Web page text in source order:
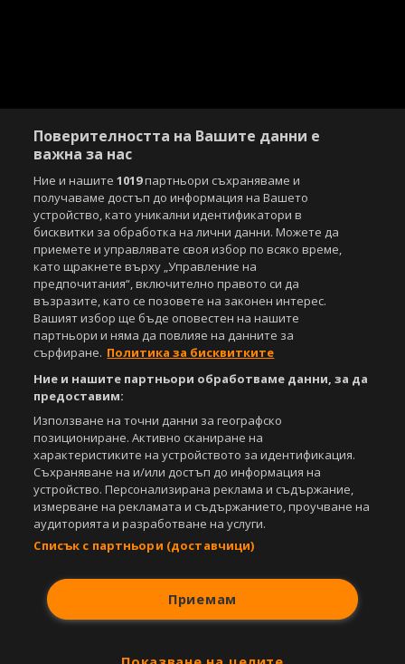
Copyright © 2007-2026 Агенция Спортал. Всички права запазени.
Този уебсайт е собственост наSportal Media Group
За нас Екип За рекламa
Общи условия
Етични правила на НСС
Лични данни
Управление на предпочитания
Съдържанието на този уеб сайт и технологиите, използвани в него, са
под закрила на Закона за авторското право и сродните му права.
Всички статии, репортажи, интервюта и други текстови, графични и
Спортал, освен ако изрично е посочено друго. Допуска се
публикуване на текстови материали само след писмено съгласие на
Агенция Спортал, посочване на източника и добавяне на линк към
www.sportal.bg. Използването на графични и видео материали,
публикувани в сайта, е строго забранено. Нарушителите ще бъдат
санкционирани с цялата строгост на закона.
СвалиБЕЗПЛАТНОТОприложение за:
Android
Powered by:
Поверителността на Вашите данни е
важна за нас
Ние и нашите1019партньори съхраняваме и
получаваме достъп до информация на Вашето
устройство, като уникални идентификатори в
бисквитки за обработка на лични данни. Можете да
приемете и управлявате своя избор по всяко време,
като щракнете върху „Управление на
предпочитания“, включително правото си да
възразите, като се позовете на законен интерес.
Вашият избор ще бъде оповестен на нашите
партньори и няма да повлияе на данните за
сърфиране. Политика за бисквитките
Ние и нашите партньори обработваме данни, за да
предоставим:
Използване на точни данни за географско
позициониране. Активно сканиране на
характеристиките на устройството за идентификация.
Съхраняване на и/или достъп до информация на
устройство. Персонализирана реклама и съдържание,
измерване на рекламата и съдържанието, проучване на
аудиторията и разработване на услуги.
Списък с партньори (доставчици)
Приемам